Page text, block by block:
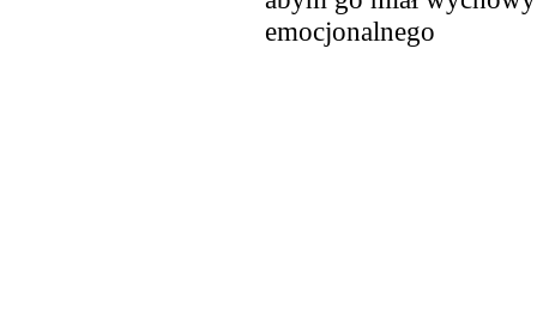
emocjonalnego